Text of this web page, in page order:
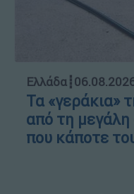
Ελλάδα┋
Τα «γεράκια»
από τη μεγάλη
που κάποτε